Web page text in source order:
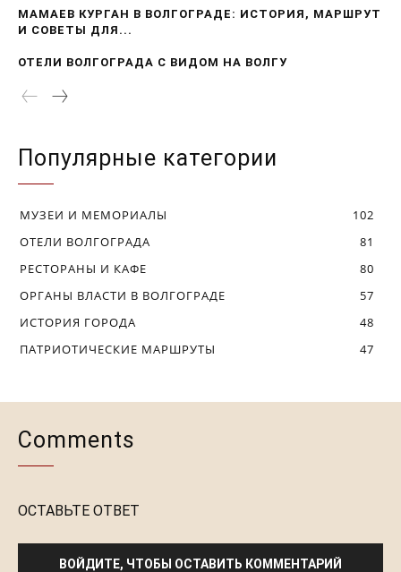
МАМАЕВ КУРГАН В ВОЛГОГРАДЕ: ИСТОРИЯ, МАРШРУТ
И СОВЕТЫ ДЛЯ...
ОТЕЛИ ВОЛГОГРАДА С ВИДОМ НА ВОЛГУ
Популярные категории
МУЗЕИ И МЕМОРИАЛЫ
102
ОТЕЛИ ВОЛГОГРАДА
81
РЕСТОРАНЫ И КАФЕ
80
ОРГАНЫ ВЛАСТИ В ВОЛГОГРАДЕ
57
ИСТОРИЯ ГОРОДА
48
ПАТРИОТИЧЕСКИЕ МАРШРУТЫ
47
Comments
ОСТАВЬТЕ ОТВЕТ
ВОЙДИТЕ, ЧТОБЫ ОСТАВИТЬ КОММЕНТАРИЙ